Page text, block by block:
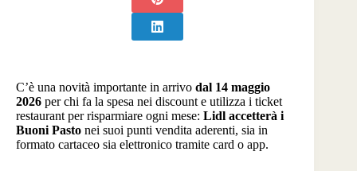
C’è una novità importante in arrivo dal 14 maggio
2026 per chi fa la spesa nei discount e utilizza i ticket
restaurant per risparmiare ogni mese: Lidl accetterà i
Buoni Pasto nei suoi punti vendita aderenti, sia in
formato cartaceo sia elettronico tramite card o app.